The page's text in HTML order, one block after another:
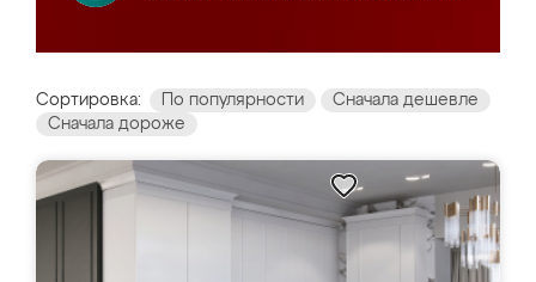
Сортировка: По популярности
Сначала дешевле
Сначала дороже